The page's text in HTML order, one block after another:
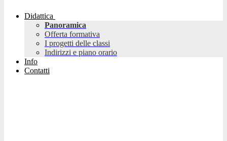
Didattica
Panoramica
Offerta formativa
I progetti delle classi
Indirizzi e piano orario
Info
Contatti